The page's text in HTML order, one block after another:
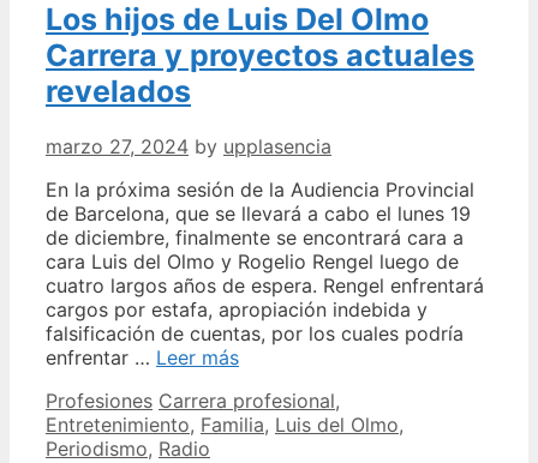
salarios
Los hijos de Luis Del Olmo
Carrera y proyectos actuales
revelados
marzo 27, 2024 by upplasencia
En la próxima sesión de la Audiencia Provincial
de Barcelona, que se llevará a cabo el lunes 19
de diciembre, finalmente se encontrará cara a
cara Luis del Olmo y Rogelio Rengel luego de
cuatro largos años de espera. Rengel enfrentará
cargos por estafa, apropiación indebida y
falsificación de cuentas, por los cuales podría
enfrentar … Leer másLos
de
Luis
Categories
Profesiones Tags
Carrera profesional,
Entretenimiento, Familia, Luis del Olmo,
Periodismo, Radio